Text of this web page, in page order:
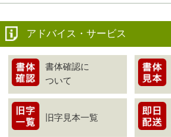
アドバイス・サービス
書体確認に
ついて
旧字見本一覧